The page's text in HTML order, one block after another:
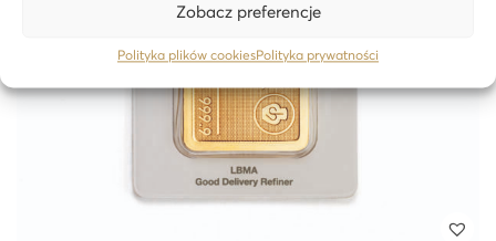
Zobacz preferencje
Polityka plików cookiesPolityka prywatności